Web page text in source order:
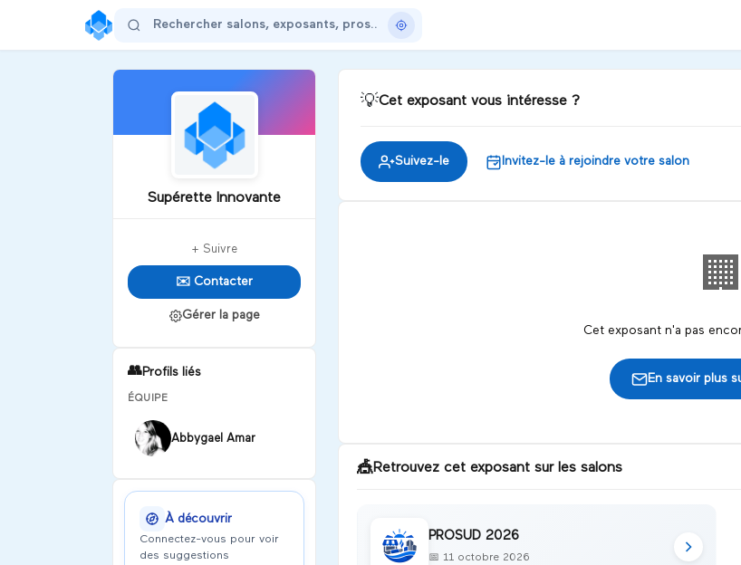
Supérette Innovante
+ Suivre
✉️ Contacter
Gérer la page
👥Profils liés
ÉQUIPE
Abbygael Amar
À découvrir
Connectez-vous pour voir
des suggestions
💡Cet exposant vous intéresse ?
Suivez-le Invitez-le à rejoindre votre salon
🏢
Cet exposant n'a pas
En savoir plus
🎪Retrouvez cet exposant sur les salons
PROSUD 2026
📅 11 octobre 2026